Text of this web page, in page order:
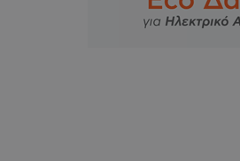
και τη
cookies.